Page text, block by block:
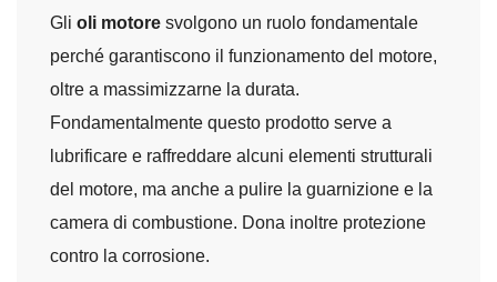
Gli oli motore svolgono un ruolo fondamentale
perché garantiscono il funzionamento del motore,
oltre a massimizzarne la durata.
Fondamentalmente questo prodotto serve a
lubrificare e raffreddare alcuni elementi strutturali
del motore, ma anche a pulire la guarnizione e la
camera di combustione. Dona inoltre protezione
contro la corrosione.